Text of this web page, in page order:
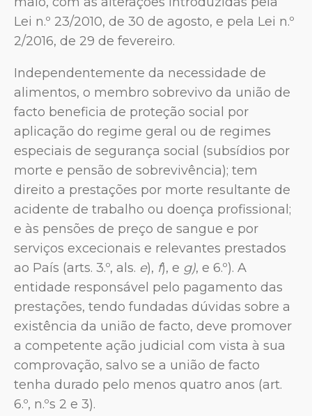
Lei n.º 23/2010, de 30 de agosto, e pela Lei n.º
2/2016, de 29 de fevereiro.
Independentemente da necessidade de
alimentos, o membro sobrevivo da união de
facto beneficia de proteção social por
aplicação do regime geral ou de regimes
especiais de segurança social (subsídios por
morte e pensão de sobrevivência); tem
direito a prestações por morte resultante de
acidente de trabalho ou doença profissional;
e às pensões de preço de sangue e por
serviços excecionais e relevantes prestados
ao País (arts. 3.º, als. e), f), e g), e 6.º). A
entidade responsável pelo pagamento das
prestações, tendo fundadas dúvidas sobre a
existência da união de facto, deve promover
a competente ação judicial com vista à sua
comprovação, salvo se a união de facto
tenha durado pelo menos quatro anos (art.
6.º, n.ºs 2 e 3).